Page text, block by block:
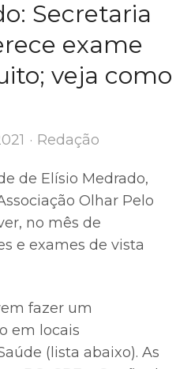
Secretaria
exame
veja como
Author
Redação
de Elísio Medrado,
Olhar Pelo
no mês de
e exames de vista
fazer um
em locais
(lista abaixo). As